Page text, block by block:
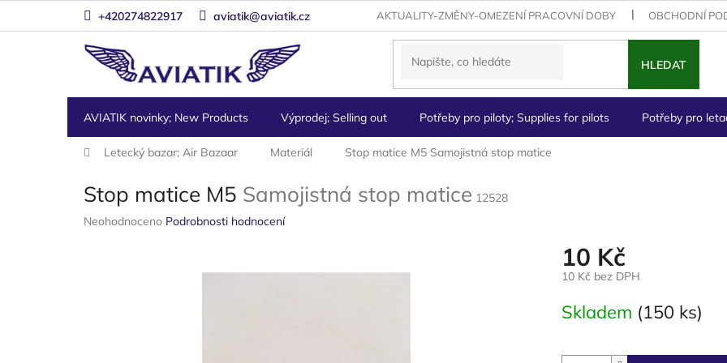
+420274822917 aviatik@aviatik.cz AKTUALITY-ZMĚNY-OMEZENÍ PRACOVNÍ DOBY OBCHODNÍ
HLEDAT
AVIATIK novinky; New Products Výprodej; Selling out Potřeby pro piloty; Supplies for pilots Potřeby pro
Letecký bazar; Air Bazaar Materiál Stop matice M5 Samojistná stop matice
Stop matice M5 Samojistná stop matice 12528
Průměrné
Neohodnoceno Podrobnosti hodnocení
10 Kč
10 Kč bez DPH
cena:
Skladem (150 ks)